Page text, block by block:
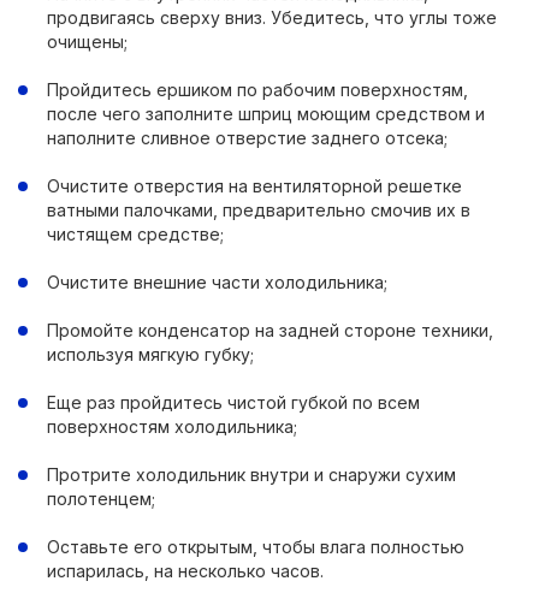
продвигаясь сверху вниз. Убедитесь, что углы тоже
очищены;
Пройдитесь ершиком по рабочим поверхностям,
после чего заполните шприц моющим средством и
наполните сливное отверстие заднего отсека;
Очистите отверстия на вентиляторной решетке
ватными палочками, предварительно смочив их в
чистящем средстве;
Очистите внешние части холодильника;
Промойте конденсатор на задней стороне техники,
используя мягкую губку;
Еще раз пройдитесь чистой губкой по всем
поверхностям холодильника;
Протрите холодильник внутри и снаружи сухим
полотенцем;
Оставьте его открытым, чтобы влага полностью
испарилась, на несколько часов.